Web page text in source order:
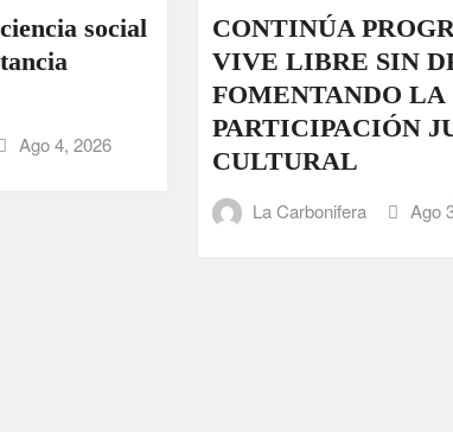
social
Ago 4, 2026
CONTINÚA
VIVE LIBRE SIN
FOMENTANDO LA
PARTICIPACIÓN
CULTURAL
La Carbonifera Ago